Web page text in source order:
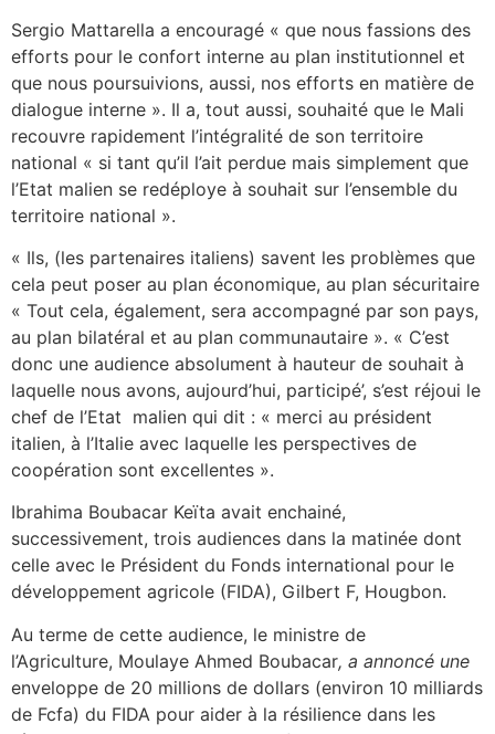
Sergio Mattarella a encouragé « que nous fassions des
efforts pour le confort interne au plan institutionnel et
que nous poursuivions, aussi, nos efforts en matière de
dialogue interne ». Il a, tout aussi, souhaité que le Mali
recouvre rapidement l’intégralité de son territoire
national « si tant qu’il l’ait perdue mais simplement que
l’Etat malien se redéploye à souhait sur l’ensemble du
territoire national ».
« Ils, (les partenaires italiens) savent les problèmes que
cela peut poser au plan économique, au plan sécuritaire
« Tout cela, également, sera accompagné par son pays,
au plan bilatéral et au plan communautaire ». « C’est
donc une audience absolument à hauteur de souhait à
laquelle nous avons, aujourd’hui, participé’, s’est réjoui le
chef de l’Etat malien qui dit : « merci au président
italien, à l’Italie avec laquelle les perspectives de
coopération sont excellentes ».
Ibrahima Boubacar Keïta avait enchainé,
successivement, trois audiences dans la matinée dont
celle avec le Président du Fonds international pour le
développement agricole (FIDA), Gilbert F, Hougbon.
Au terme de cette audience, le ministre de
l’Agriculture, Moulaye Ahmed Boubacar, a annoncé une
enveloppe de 20 millions de dollars (environ 10 milliards
de Fcfa) du FIDA pour aider à la résilience dans les